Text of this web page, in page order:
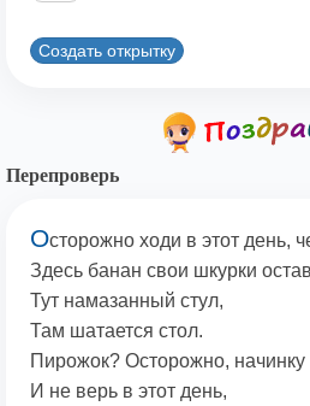
Создать открытку
Перепроверь
Осторожно ходи в этот день,
Здесь банан свои шкурки
Тут намазанный стул,
Там шатается стол.
Пирожок? Осторожно, начинку
И не верь в этот день,